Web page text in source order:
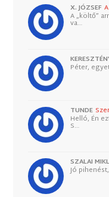
X. JÓZSEF
A „költő”
va…
Péter,
TUNDE
Helló, Én
S…
SZALAI
Jó